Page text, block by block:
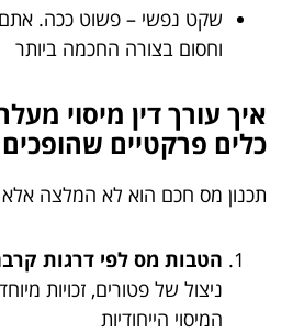
שקט נפשי – פשוט ככה. אתם
וחסום בצורה החכמה ביותר
כלים פרקטיים שהופכים
תכנון מס חכם הוא לא המלצה
הטבות מס לפי דרגות
ניצול של פטורים, זכויות
המיסוי הייחודיות